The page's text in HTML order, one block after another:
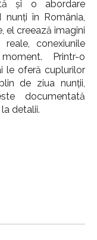
și o abordare
nunți în România,
el creează imagini
conexiunile
Printr-o
le oferă cuplurilor
de ziua nunții,
documentată
detalii.